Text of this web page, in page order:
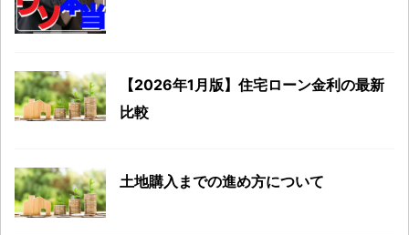
【2026年1月版】住宅ローン金利の最新
比較
土地購入までの進め方について